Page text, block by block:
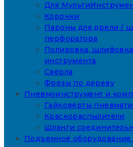
Для
Коронки
Пароны для дрели /
перфоратора
Полировка, шлифовка
инструмента
Свёрла
Фрезы по дереву
Пневмоинструмент и
Гайковёрты
Краскораспылители
Шланги
Подъемное оборудование